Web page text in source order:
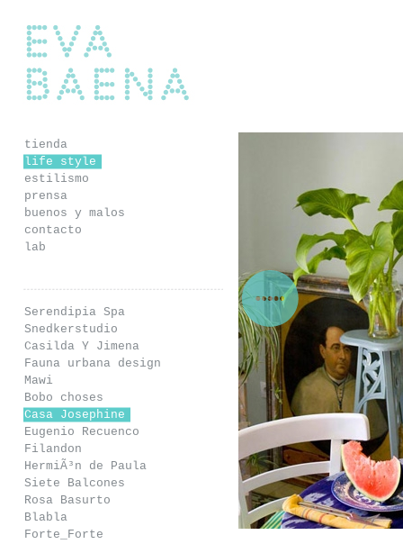
Eva Baena
tienda
life style
estilismo
prensa
buenos y malos
contacto
lab
Serendipia Spa
Snedkerstudio
Casilda Y Jimena
Fauna urbana design
Mawi
Bobo choses
Casa Josephine
Eugenio Recuenco
Filandon
HermiÃ³n de Paula
Siete Balcones
Rosa Basurto
Blabla
Forte_Forte